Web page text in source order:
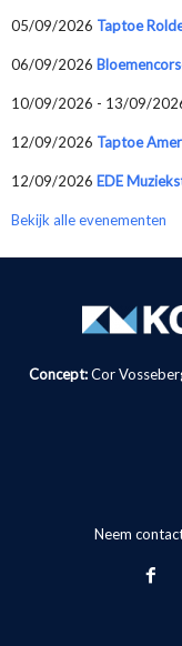
05/09/2026 Taptoe
06/09/2026
10/09/2026 - 13/09/
12/09/2026 Taptoe
12/09/2026 EDE
Bekijk alle evenementen
Concept:Cor
Neem